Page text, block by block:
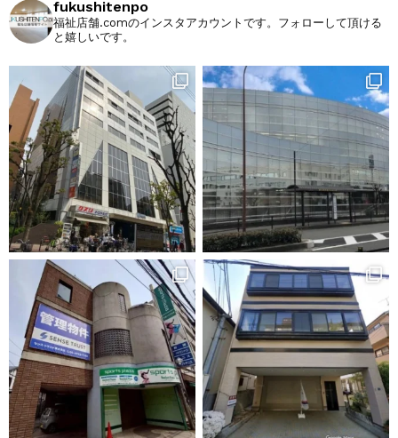
fukushitenpo
福祉店舗.comのインスタアカウントです。フォローして頂ける
と嬉しいです。